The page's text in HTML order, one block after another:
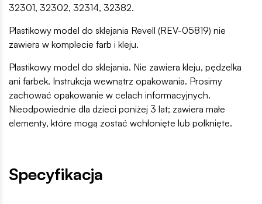
32301, 32302, 32314, 32382.
Plastikowy model do sklejania Revell (REV-05819) nie
zawiera w komplecie farb i kleju.
Plastikowy model do sklejania. Nie zawiera kleju, pędzelka
ani farbek. Instrukcja wewnątrz opakowania. Prosimy
zachować opakowanie w celach informacyjnych.
Nieodpowiednie dla dzieci poniżej 3 lat; zawiera małe
elementy, które mogą zostać wchłonięte lub połknięte.
Specyfikacja